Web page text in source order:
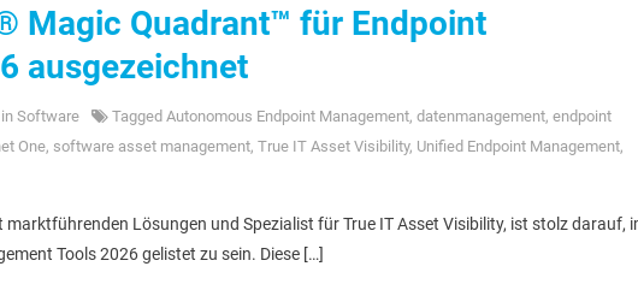
Magic Quadrant™ für Endpoint
ausgezeichnet
Software Tagged Autonomous Endpoint Management, datenmanagement, endpoint
One, software asset management, True IT Asset Visibility, Unified Endpoint Management,
Lösungen und Spezialist für True IT Asset Visibility, ist stolz darauf,
Tools 2026 gelistet zu sein. Diese […]